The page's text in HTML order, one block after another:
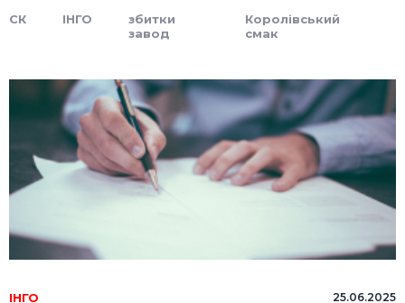
СК ІНГО
збитки
завод
Королівський
смак
ІНГО 25.06.2025